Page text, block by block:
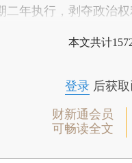
二年执行，剥夺政治
本文共计
登录后获取
财新通会员
可畅读全文